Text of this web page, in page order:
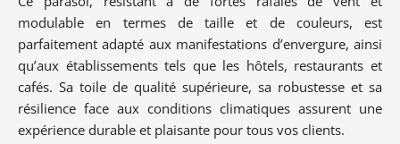
modulable en termes de taille et de couleurs, est
parfaitement adapté aux manifestations d’envergure, ainsi
qu’aux établissements tels que les hôtels, restaurants et
cafés. Sa toile de qualité supérieure, sa robustesse et sa
résilience face aux conditions climatiques assurent une
expérience durable et plaisante pour tous vos clients.